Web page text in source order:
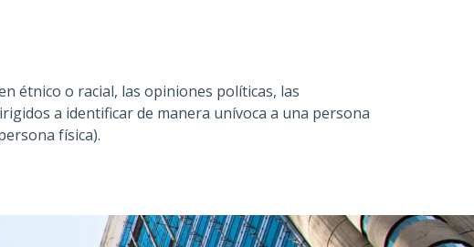
étnico o racial, las opiniones políticas, las
a identificar de manera unívoca a una persona
física).